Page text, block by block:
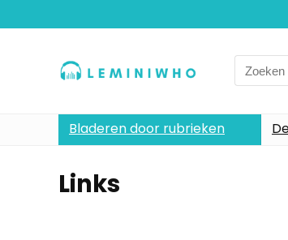
Search
for:
Bladeren door rubrieken
Links